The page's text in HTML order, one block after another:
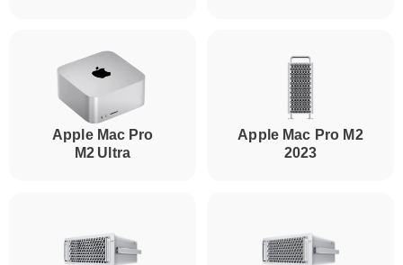
Apple Mac Pro
M2 Ultra
Apple Mac Pro M2
2023